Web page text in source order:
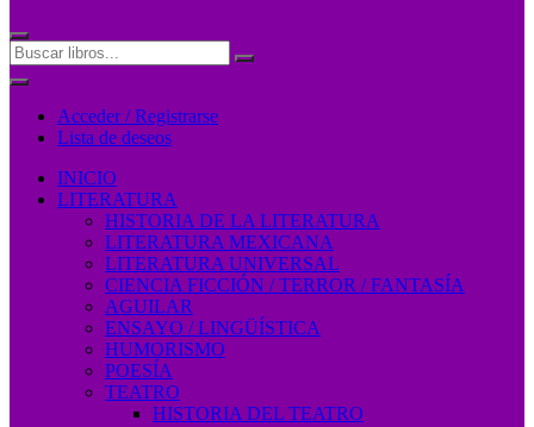
Acceder / Registrarse
Lista de deseos
INICIO
LITERATURA
HISTORIA DE LA LITERATURA
LITERATURA MEXICANA
LITERATURA UNIVERSAL
CIENCIA FICCIÓN / TERROR / FANTASÍA
AGUILAR
ENSAYO / LINGÜÍSTICA
HUMORISMO
POESÍA
TEATRO
HISTORIA DEL TEATRO